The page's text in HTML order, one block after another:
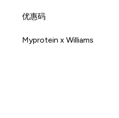
优惠码
Myprotein x Williams